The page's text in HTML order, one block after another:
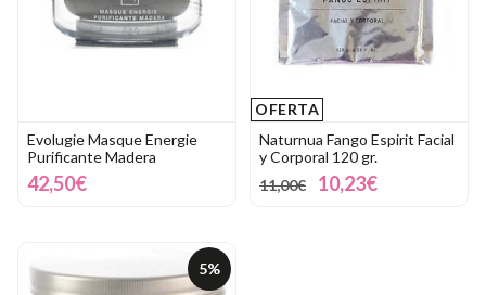
Evolugie Masque Energie
Purificante Madera
42,50€
OFERTA
Naturnua Fango Espirit Facial
y Corporal 120 gr.
11,00€
10,23€
5%